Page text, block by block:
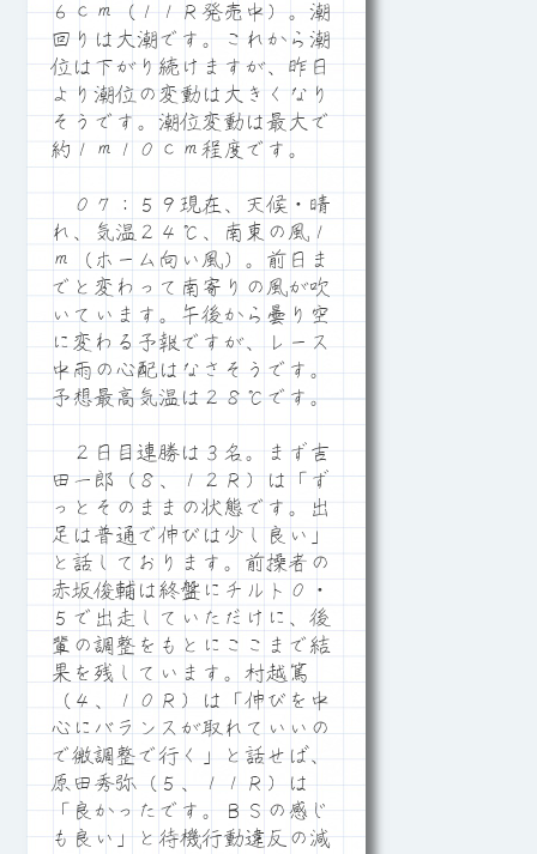
６ｃｍ（１１Ｒ発売中）。潮
回りは大潮です。これから潮
位は下がり続けますが、昨日
より潮位の変動は大きくなり
そうです。潮位変動は最大で
約１ｍ１０ｃｍ程度です。
０７：５９現在、天候・晴
れ、気温２４℃、南東の風１
ｍ（ホーム向い風）。前日ま
でと変わって南寄りの風が吹
いています。午後から曇り空
に変わる予報ですが、レース
中雨の心配はなさそうです。
予想最高気温は２８℃です。
２日目連勝は３名。まず吉
田一郎（８、１２Ｒ）は「ず
っとそのままの状態です。出
足は普通で伸びは少し良い」
と話しております。前操者の
赤坂俊輔は終盤にチルト０・
５で出走していただけに、後
輩の調整をもとにここまで結
果を残しています。村越篤
（４、１０Ｒ）は「伸びを中
心にバランスが取れていいの
で微調整で行く」と話せば、
原田秀弥（５、１１Ｒ）は
「良かったです。ＢＳの感じ
も良い」と待機行動違反の減